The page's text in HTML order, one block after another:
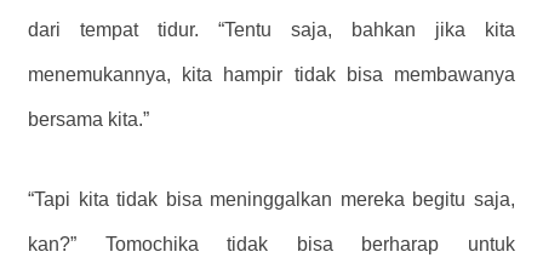
dari tempat tidur. “Tentu saja, bahkan jika kita
menemukannya, kita hampir tidak bisa membawanya
bersama kita.”
“Tapi kita tidak bisa meninggalkan mereka begitu saja,
kan?” Tomochika tidak bisa berharap untuk